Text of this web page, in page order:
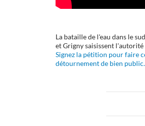
La bataille de l'eau dans le
et Grigny saisissent
Signez la pétition pour faire
détournement de bien public.